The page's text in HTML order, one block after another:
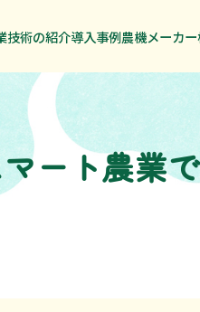
技術の紹介導入事例農機メーカ
技術の紹介導入事例農機メーカ
ート農業